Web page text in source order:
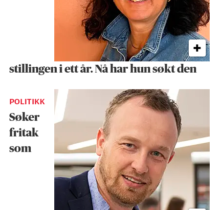
stillingen i ett år. Nå har hun søkt den
POLITIKK
Søker
fritak
som